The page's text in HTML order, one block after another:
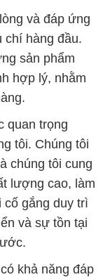
và đáp ứng
chí hàng đầu.
sản phẩm
hợp lý, nhằm
quan trọng
tôi. Chúng tôi
chúng tôi cung
lượng cao, làm
gắng duy trì
và sự tồn tại
khả năng đáp